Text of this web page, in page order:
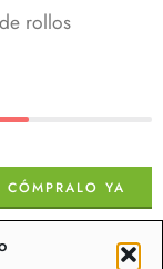
rollos
CÓMPRALO YA